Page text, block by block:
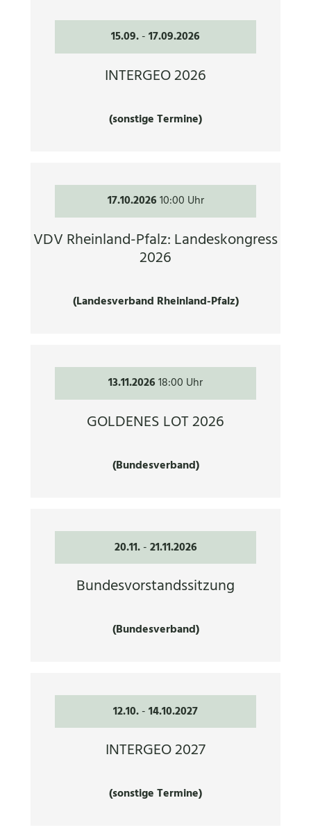
15.09.-17.09.2026
INTERGEO 2026
(sonstige Termine)
17.10.202610:00 Uhr
VDV Rheinland-Pfalz: Landeskongress
2026
(Landesverband Rheinland-Pfalz)
13.11.202618:00 Uhr
GOLDENES LOT 2026
(Bundesverband)
20.11. -21.11.2026
Bundesvorstandssitzung
(Bundesverband)
12.10.-14.10.2027
INTERGEO 2027
(sonstige Termine)